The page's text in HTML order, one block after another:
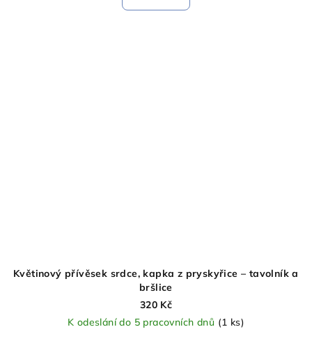
Květinový přívěsek srdce, kapka z pryskyřice – tavolník a
bršlice
320 Kč
K odeslání do 5 pracovních dnů (1 ks)